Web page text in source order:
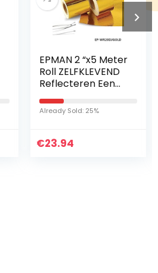
EPMAN 2 “x5 Meter
Roll ZELFKLEVEND
Reflecteren Een
GOUD WARMTE
WRAP BARRIER Hot
Selling Nieuwe EP-
Already Sold: 25%
€23.94